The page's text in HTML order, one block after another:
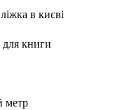
в києві
книги
метр